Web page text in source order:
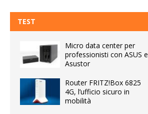
TEST
Micro data center per
professionisti con ASUS e
Asustor
Router FRITZ!Box 6825
4G, l’ufficio sicuro in
mobilità